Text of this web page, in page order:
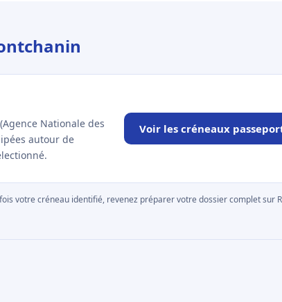
(Agence Nationale des
autour de
Voir les créneaux
votre créneau identifié, revenez préparer votre dossier complet sur